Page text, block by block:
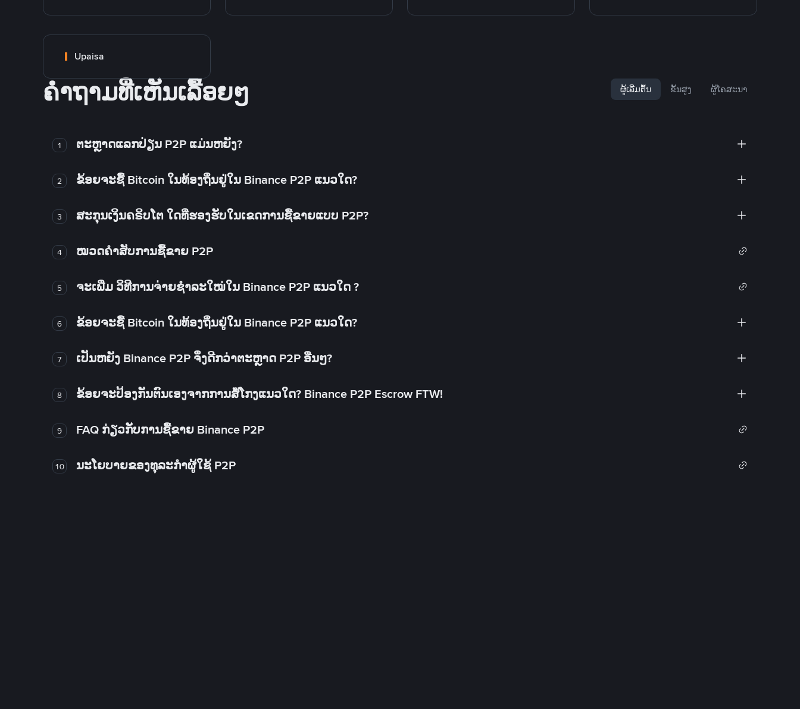
Upaisa
ຄໍາຖາມທີ່ເຫັນເລື້ອຍໆ ຜູ້ເລີ່ມຕົ້ນ ຂັ້ນສູງ ຜູ້ໂຄສະນາ
1 ຕະຫຼາດແລກປ່ຽນ P2P ແມ່ນຫຍັງ?
2 ຂ້ອຍຈະຊື້ Bitcoin ໃນທ້ອງຖິ່ນຢູ່ໃນ Binance P2P ແນວໃດ?
3 ສະກຸນເງິນຄຣິບໂຕ ໃດທີ່ຮອງຮັບໃນເຂດການຊື້ຂາຍແບບ P2P?
4 ໝວດຄໍາສັບການຊື້ຂາຍ P2P
5 ຈະເພີ່ມ ວິທີການຈ່າຍຊຳລະໃໝ່ໃນ Binance P2P ແນວໃດ ?
6 ຂ້ອຍຈະຊື້ Bitcoin ໃນທ້ອງຖິ່ນຢູ່ໃນ Binance P2P ແນວໃດ?
7 ເປັນຫຍັງ Binance P2P ຈຶ່ງດີກວ່າຕະຫຼາດ P2P ອື່ນໆ?
8 ຂ້ອຍຈະປ້ອງກັນຕົນເອງຈາກການສໍ້ໂກງແນວໃດ? Binance P2P Escrow FTW!
9 FAQ ກ່ຽວກັບການຊື້ຂາຍ Binance P2P
10 ນະໂຍບາຍຂອງທຸລະກໍາຜູ້ໃຊ້ P2P